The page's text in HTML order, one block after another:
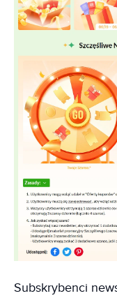
Subskrybenci